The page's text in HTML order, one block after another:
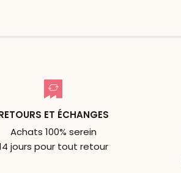
ET ÉCHANGES
Achats 100% serein
jours pour tout retour